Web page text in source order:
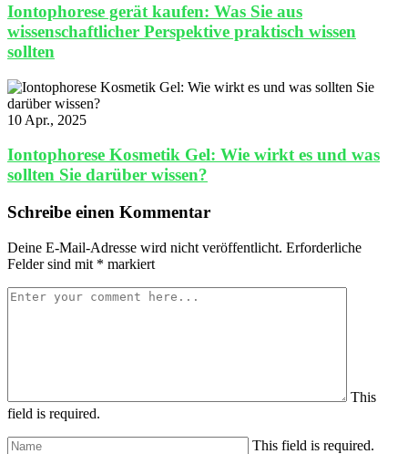
Iontophorese gerät kaufen: Was Sie aus
wissenschaftlicher Perspektive praktisch wissen
sollten
10 Apr., 2025
Iontophorese Kosmetik Gel: Wie wirkt es und was
sollten Sie darüber wissen?
Schreibe einen Kommentar
Deine E-Mail-Adresse wird nicht veröffentlicht. Erforderliche
Felder sind mit * markiert
This
field is required.
This field is required.